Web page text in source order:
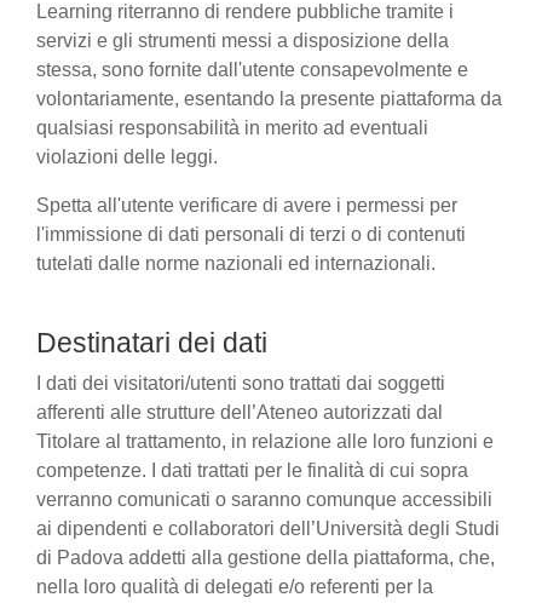
Learning riterranno di rendere pubbliche tramite i
servizi e gli strumenti messi a disposizione della
stessa, sono fornite dall'utente consapevolmente e
volontariamente, esentando la presente piattaforma da
qualsiasi responsabilità in merito ad eventuali
violazioni delle leggi.
Spetta all'utente verificare di avere i permessi per
l'immissione di dati personali di terzi o di contenuti
tutelati dalle norme nazionali ed internazionali.
Destinatari dei dati
I dati dei visitatori/utenti sono trattati dai soggetti
afferenti alle strutture dell’Ateneo autorizzati dal
Titolare al trattamento, in relazione alle loro funzioni e
competenze. I dati trattati per le finalità di cui sopra
verranno comunicati o saranno comunque accessibili
ai dipendenti e collaboratori dell’Università degli Studi
di Padova addetti alla gestione della piattaforma, che,
nella loro qualità di delegati e/o referenti per la